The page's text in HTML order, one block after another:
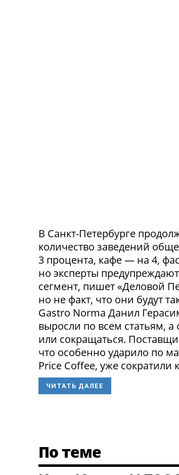
В Санкт-Петербурге
количество заведений
3 процента, кафе — на 4,
но эксперты
сегмент, пишет «Деловой
но не факт, что они будут
Gastro Norma Данил
выросли по всем статьям,
или сокращаться.
что особенно ударило по
Price Coffee, уже сократили
ЧИТАТЬ ДАЛЕЕ
По теме